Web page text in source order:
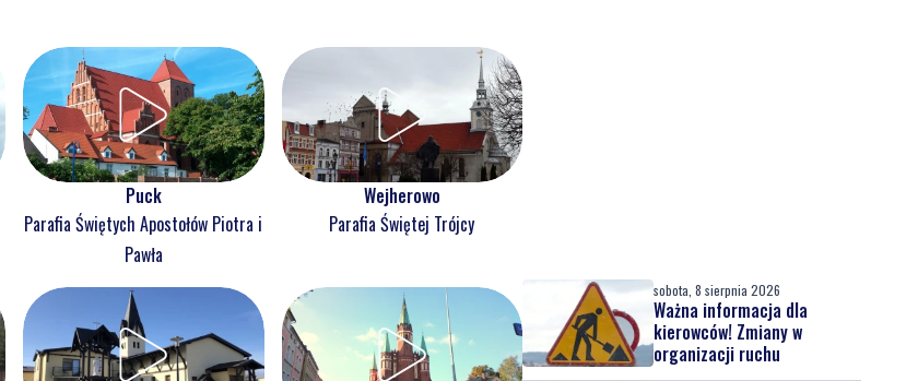
Puck
Parafia Świętych Apostołów Piotra i
Pawła
Wejherowo
Parafia Świętej Trójcy
sobota, 8 sierpnia 2026
Ważna informacja dla
kierowców! Zmiany w
organizacji ruchu